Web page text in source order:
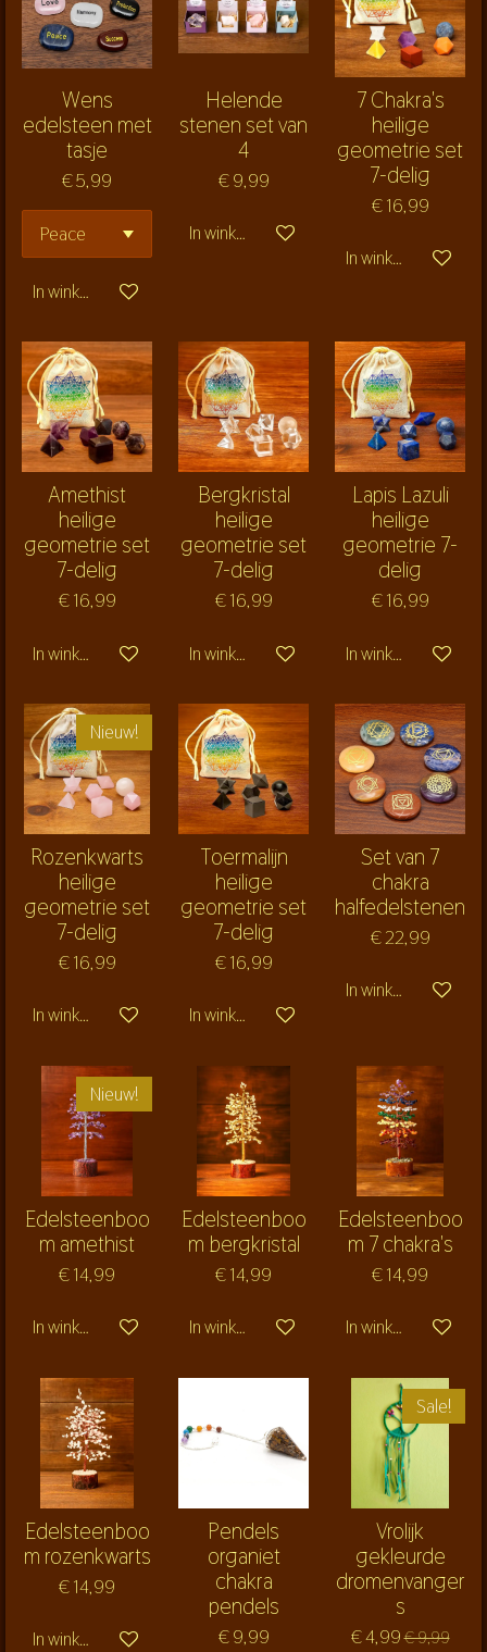
Wens
edelsteen met
tasje
€ 5,99
In winkelwagen
Helende
stenen set van
4
€ 9,99
In winkelwagen
7 Chakra's
heilige
geometrie set
7-delig
€ 16,99
In winkelwagen
Amethist
heilige
geometrie set
7-delig
€ 16,99
In winkelwagen
Bergkristal
heilige
geometrie set
7-delig
€ 16,99
In winkelwagen
Lapis Lazuli
heilige
geometrie 7-
delig
€ 16,99
In winkelwagen
Nieuw!
Rozenkwarts
heilige
geometrie set
7-delig
€ 16,99
In winkelwagen
Toermalijn
heilige
geometrie set
7-delig
€ 16,99
In winkelwagen
Set van 7
chakra
halfedelstenen
€ 22,99
In winkelwagen
Nieuw!
Edelsteenboo
m amethist
€ 14,99
In winkelwagen
Edelsteenboo
m bergkristal
€ 14,99
In winkelwagen
Edelsteenboo
m 7 chakra's
€ 14,99
In winkelwagen
Edelsteenboo
m rozenkwarts
€ 14,99
In winkelwagen
Pendels
organiet
chakra
pendels
€ 9,99
Sale!
Vrolijk
gekleurde
dromenvanger
s
€ 4,99€ 9,99